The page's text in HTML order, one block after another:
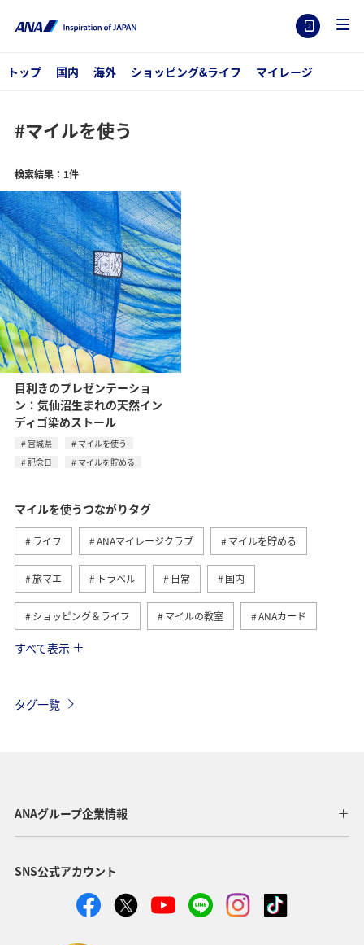
トップ 国内 海外 ショッピング&ライフ マイレージ
#マイルを使う
検索結果：1件
目利きのプレゼンテーショ
ン：気仙沼生まれの天然イン
ディゴ染めストール
宮城県
マイルを使う
記念日
マイルを貯める
マイルを使うつながりタグ
ライフ ANAマイレージクラブ マイルを貯める
旅マエ トラベル 日常 国内
ショッピング＆ライフ マイルの教室 ANAカード
旅ナカ
AMC会員専用サービス ANAのオンラインショップ
ホテル 海外
プレミアムメンバー ANAの保険 夏 ツアー
すべて表示
タグ一覧
ANAグループ企業情報
SNS公式アカウント